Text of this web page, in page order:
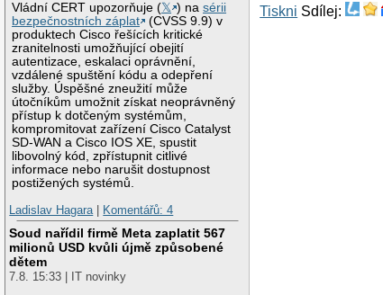
Vládní CERT upozorňuje (𝕏 ) nasérii
bezpečnostních záplat
(CVSS 9.9) v
produktech Cisco řešících kritické
zranitelnosti umožňující obejití
autentizace, eskalaci oprávnění,
vzdálené spuštění kódu a odepření
služby. Úspěšné zneužití může
útočníkům umožnit získat neoprávněný
přístup k dotčeným systémům,
kompromitovat zařízení Cisco Catalyst
SD-WAN a Cisco IOS XE, spustit
libovolný kód, zpřístupnit citlivé
informace nebo narušit dostupnost
postižených systémů.
Ladislav Hagara
Komentářů: 4
Soud nařídil firmě Meta zaplatit 567
milionů USD kvůli újmě způsobené
dětem
7.8. 15:33 | IT novinky
Tiskni Sdílej: